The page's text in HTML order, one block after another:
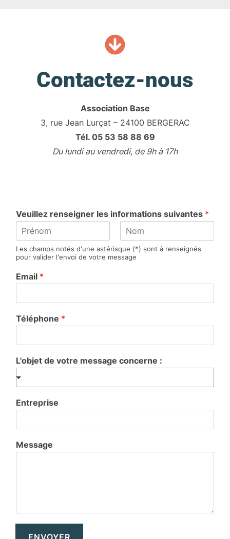
Contactez-nous
Association Base
3, rue Jean Lurçat – 24100 BERGERAC
Tél. 05 53 58 88 69
Du lundi au vendredi, de 9h à 17h
Veuillez renseigner les informations suivantes *
r
é
o
m
o
m
Les champs notés d'une astérisque (*) sont à renseignés
pour valider l'envoi de votre message
Email *
Téléphone *
L'objet de votre message concerne :
Entreprise
Message